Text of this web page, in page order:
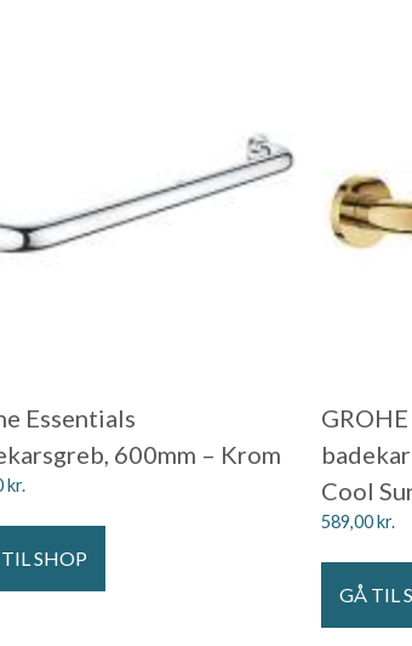
Essentials
600mm – Krom
kr.
SHOP
Cool
589,00kr.
GÅ TIL